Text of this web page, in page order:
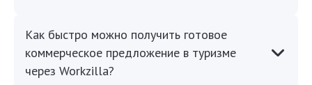
Как быстро можно получить готовое
коммерческое предложение в туризме
через Workzilla?